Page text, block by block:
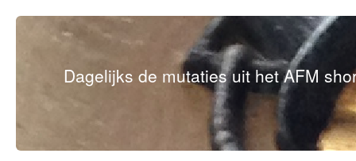
Dagelijks de mutaties uit het AFM